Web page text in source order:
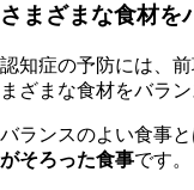
さまざまな食材を
認知症の予防には、
まざまな食材をバラ
バランスのよい食事と
がそろった食事です。